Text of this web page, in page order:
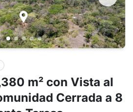
m² con Vista al
Cerrada a 8